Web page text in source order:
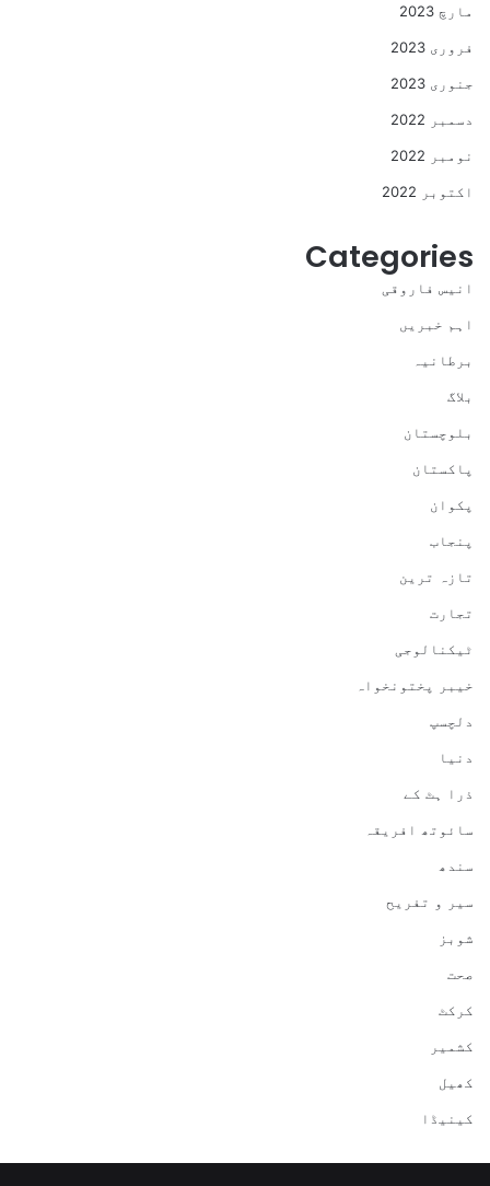
مارچ 2023
فروری 2023
جنوری 2023
دسمبر 2022
نومبر 2022
اکتوبر 2022
Categories
انیس فاروقی
اہم خبریں
برطانیہ
بلاگ
بلوچستان
پاکستان
پکوان
پنجاب
تازہ ترین
تجارت
ٹیکنالوجی
خیبر پختونخواہ
دلچسپ
دنیا
ذرا ہٹ کے
سائوتھ افریقہ
سندھ
سیر و تفریح
شوبز
صحت
کرکٹ
کشمیر
کھیل
کینیڈا